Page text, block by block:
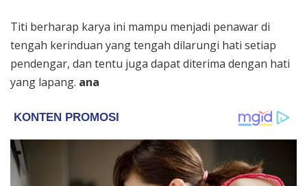
Titi berharap karya ini mampu menjadi penawar di
tengah kerinduan yang tengah dilarungi hati setiap
pendengar, dan tentu juga dapat diterima dengan hati
yang lapang. ana